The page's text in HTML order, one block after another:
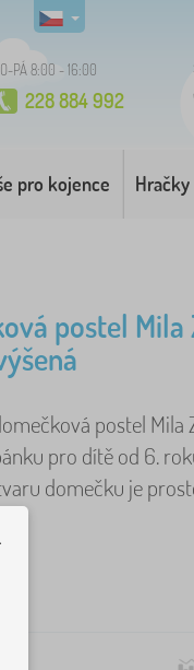
PÁ 8:00 - 16:00
228 884 992
pro kojence Hračky
postel Mila
postel Mila
pro dítě od 6.
domečku je